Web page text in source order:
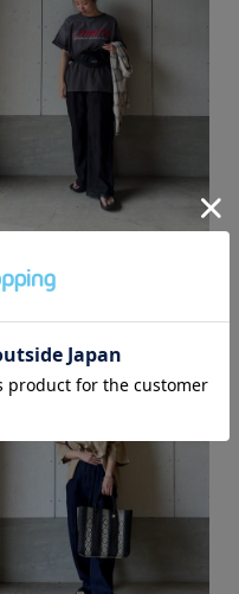
SUPER SHOP 出雲店
158cm